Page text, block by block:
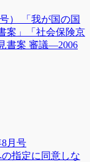
） 「我が国の国
案」「社会保険京
書案 審議―2006
月号
指定に同意しな